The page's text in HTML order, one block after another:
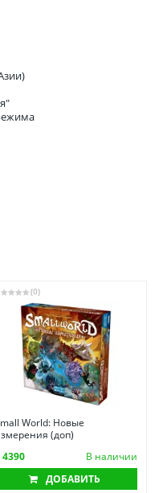
(0)
World: Новые
(доп)
4390
В наличии
ДОБАВИТЬ